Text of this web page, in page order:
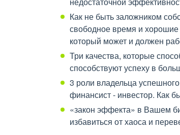
Как не быть заложником
свободное время и хорошие
который может и должен
Три качества, которые
способствуют успеху в
3 роли владельца
финансист - инвестор. Как
«закон эффекта» в Вашем
избавиться от хаоса и